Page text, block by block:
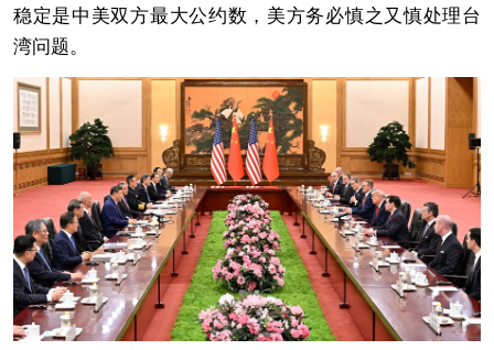
稳定是中美双方最大公约数，美方务必慎之又慎处理台
湾问题。